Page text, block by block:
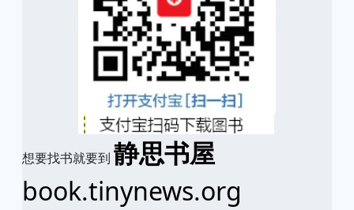
想要找书就要到 静思书屋
book.tinynews.org